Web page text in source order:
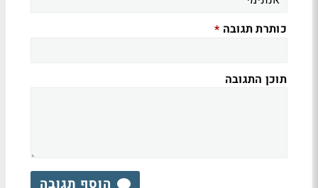
כותרת תגובה *
תוכן התגובה
הוסף תגובה